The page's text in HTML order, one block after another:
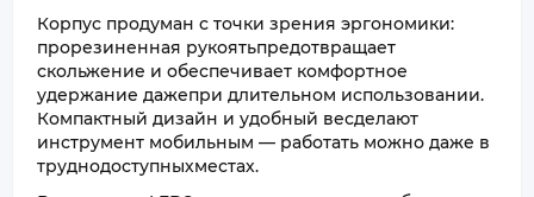
Корпус продуман с точки зрения эргономики:
прорезиненная рукоятьпредотвращает
скольжение и обеспечивает комфортное
удержание дажепри длительном использовании.
Компактный дизайн и удобный весделают
инструмент мобильным — работать можно даже в
труднодоступныхместах.